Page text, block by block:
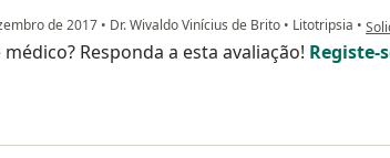
de 2017 • Dr. Wivaldo Vinícius de Brito • Litotripsia • na
médico? Responda a esta avaliação! Registe-